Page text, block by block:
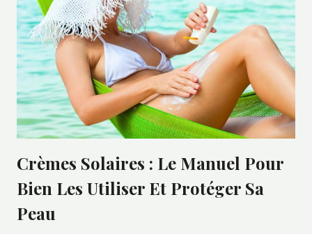
Crèmes Solaires : Le Manuel Pour
Bien Les Utiliser Et Protéger Sa
Peau